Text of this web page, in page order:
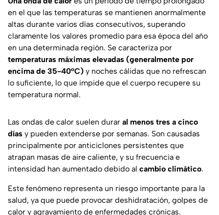
en el que las temperaturas se mantienen anormalmente
altas durante varios días consecutivos, superando
claramente los valores promedio para esa época del año
en una determinada región. Se caracteriza por
temperaturas máximas elevadas (generalmente por
encima de 35-40°C) y noches cálidas que no refrescan
lo suficiente, lo que impide que el cuerpo recupere su
temperatura normal.
Las ondas de calor suelen durar al menos tres a cinco
días y pueden extenderse por semanas. Son causadas
principalmente por anticiclones persistentes que
atrapan masas de aire caliente, y su frecuencia e
intensidad han aumentado debido al cambio climático.
Este fenómeno representa un riesgo importante para la
salud, ya que puede provocar deshidratación, golpes de
calor y agravamiento de enfermedades crónicas.